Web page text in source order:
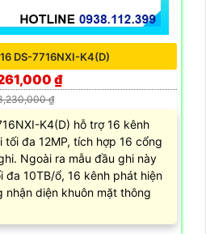
DS-7716NXI-K4(D)
₫
₫
K4(D) hỗ trợ 16 kênh
đa 12MP, tích hợp 16 cổng
Ngoài ra mẫu đầu ghi này
10TB/ổ, 16 kênh phát hiện
diện khuôn mặt thông